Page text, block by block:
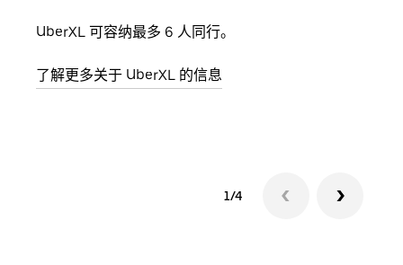
UberXL 可容纳最多 6 人同行。
了解更多关于 UberXL 的信息
1/4